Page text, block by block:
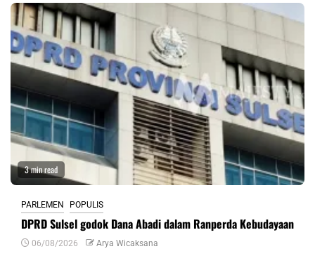
3 min read
PARLEMEN POPULIS
DPRD Sulsel godok Dana Abadi dalam Ranperda Kebudayaan
06/08/2026 Arya Wicaksana